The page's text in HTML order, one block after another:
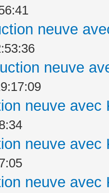
neuve
neuve
neuve avec
neuve avec
neuve avec